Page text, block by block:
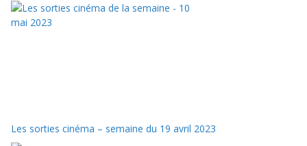
Les sorties cinéma – semaine du 19 avril 2023